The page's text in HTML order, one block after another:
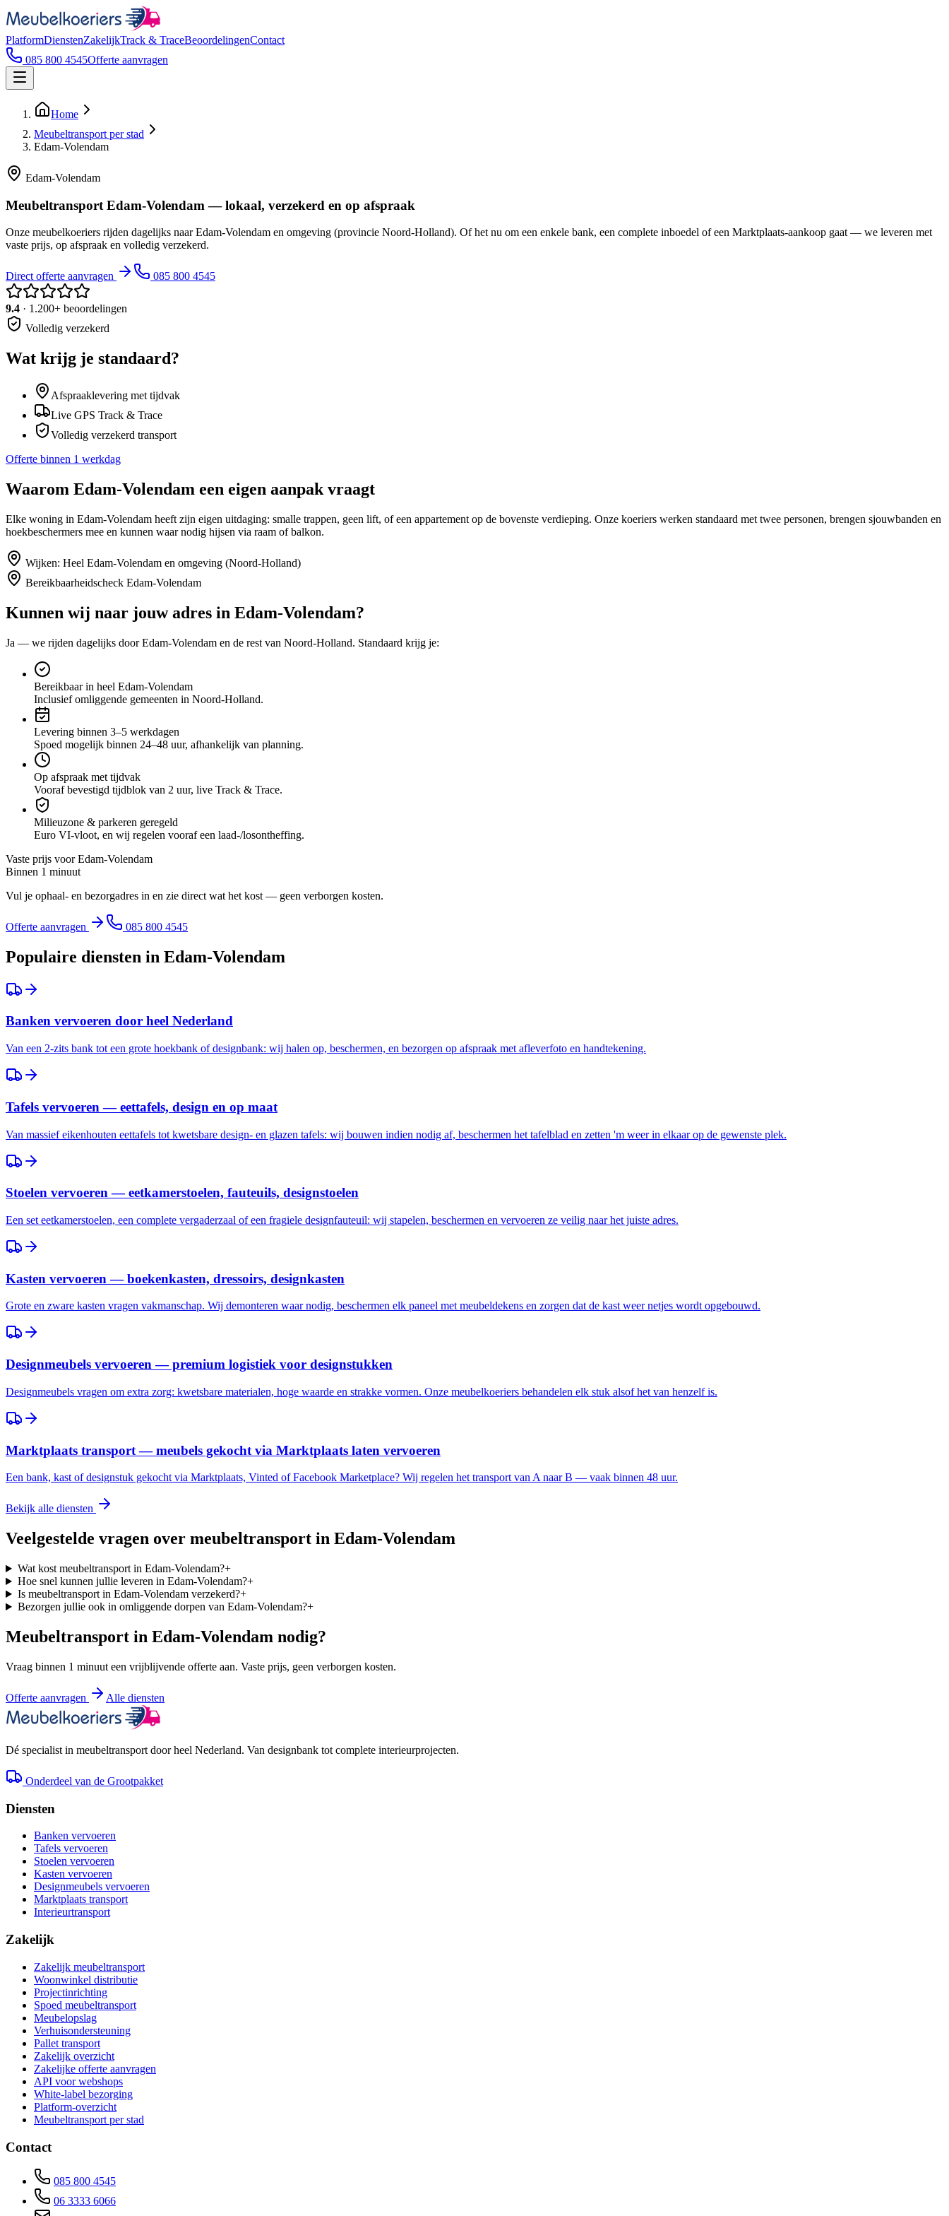
PlatformDienstenZakelijkTrack & TraceBeoordelingenContact
085 800 4545Offerte aanvragen
Home
Meubeltransport per stad
Edam-Volendam
Edam-Volendam
Meubeltransport Edam-Volendam — lokaal, verzekerd en op afspraak
Onze meubelkoeriers rijden dagelijks naar Edam-Volendam en omgeving (provincie Noord-Holland). Of het nu om een enkele bank, een complete inboedel of een Marktplaats-aankoop gaat — we leveren met
vaste prijs, op afspraak en volledig verzekerd.
Direct offerte aanvragen 085 800 4545
9.4 · 1.200+ beoordelingen
Volledig verzekerd
Wat krijg je standaard?
Afspraaklevering met tijdvak
Live GPS Track & Trace
Volledig verzekerd transport
Offerte binnen 1 werkdag
Waarom Edam-Volendam een eigen aanpak vraagt
Elke woning in Edam-Volendam heeft zijn eigen uitdaging: smalle trappen, geen lift, of een appartement op de bovenste verdieping. Onze koeriers werken standaard met twee personen, brengen sjouwbanden en
hoekbeschermers mee en kunnen waar nodig hijsen via raam of balkon.
Wijken: Heel Edam-Volendam en omgeving (Noord-Holland)
Bereikbaarheidscheck Edam-Volendam
Kunnen wij naar jouw adres in Edam-Volendam?
Ja — we rijden dagelijks doorEdam-Volendam en de rest van Noord-Holland. Standaard krijg je:
Bereikbaar in heel Edam-Volendam
Inclusief omliggende gemeenten in Noord-Holland.
Levering binnen 3–5 werkdagen
Spoed mogelijk binnen 24–48 uur, afhankelijk van planning.
Op afspraak met tijdvak
Vooraf bevestigd tijdblok van 2 uur, live Track & Trace.
Milieuzone & parkeren geregeld
Euro VI-vloot, en wij regelen vooraf een laad-/losontheffing.
Vaste prijs voorEdam-Volendam
Binnen 1 minuut
Vul je ophaal- en bezorgadres in en zie direct wat het kost — geen verborgen kosten.
Offerte aanvragen 085 800 4545
Populaire diensten in Edam-Volendam
Banken vervoeren door heel Nederland
Van een 2-zits bank tot een grote hoekbank of designbank: wij halen op, beschermen, en bezorgen op afspraak met afleverfoto en handtekening.
Tafels vervoeren — eettafels, design en op maat
Van massief eikenhouten eettafels tot kwetsbare design- en glazen tafels: wij bouwen indien nodig af, beschermen het tafelblad en zetten 'm weer in elkaar op de gewenste plek.
Stoelen vervoeren — eetkamerstoelen, fauteuils, designstoelen
Een set eetkamerstoelen, een complete vergaderzaal of een fragiele designfauteuil: wij stapelen, beschermen en vervoeren ze veilig naar het juiste adres.
Kasten vervoeren — boekenkasten, dressoirs, designkasten
Grote en zware kasten vragen vakmanschap. Wij demonteren waar nodig, beschermen elk paneel met meubeldekens en zorgen dat de kast weer netjes wordt opgebouwd.
Designmeubels vervoeren — premium logistiek voor designstukken
Designmeubels vragen om extra zorg: kwetsbare materialen, hoge waarde en strakke vormen. Onze meubelkoeriers behandelen elk stuk alsof het van henzelf is.
Marktplaats transport — meubels gekocht via Marktplaats laten vervoeren
Een bank, kast of designstuk gekocht via Marktplaats, Vinted of Facebook Marketplace? Wij regelen het transport van A naar B — vaak binnen 48 uur.
Bekijk alle diensten
Veelgestelde vragen over meubeltransport in Edam-Volendam
Wat kost meubeltransport in Edam-Volendam?+
Hoe snel kunnen jullie leveren in Edam-Volendam?+
Is meubeltransport in Edam-Volendam verzekerd?+
Bezorgen jullie ook in omliggende dorpen van Edam-Volendam?+
Meubeltransport in Edam-Volendam nodig?
Vraag binnen 1 minuut een vrijblijvende offerte aan. Vaste prijs, geen verborgen kosten.
Offerte aanvragen Alle diensten
Dé specialist in meubeltransport door heel Nederland. Van designbank tot complete interieurprojecten.
Onderdeel van de Grootpakket
Diensten
Banken vervoeren
Tafels vervoeren
Stoelen vervoeren
Kasten vervoeren
Designmeubels vervoeren
Marktplaats transport
Interieurtransport
Zakelijk
Zakelijk meubeltransport
Woonwinkel distributie
Projectinrichting
Spoed meubeltransport
Meubelopslag
Verhuisondersteuning
Pallet transport
Zakelijk overzicht
Zakelijke offerte aanvragen
API voor webshops
White-label bezorging
Platform-overzicht
Meubeltransport per stad
Contact
085 800 4545
06 3333 6066